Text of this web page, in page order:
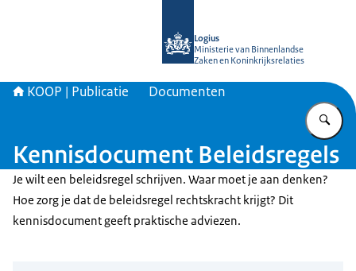
Logius
Ministerie van Binnenlandse
Zaken en Koninkrijksrelaties
KOOP | Publicatie Documenten
Kennisdocument Beleidsregels
Je wilt een beleidsregel schrijven. Waar moet je aan denken?
Hoe zorg je dat de beleidsregel rechtskracht krijgt? Dit
kennisdocument geeft praktische adviezen.